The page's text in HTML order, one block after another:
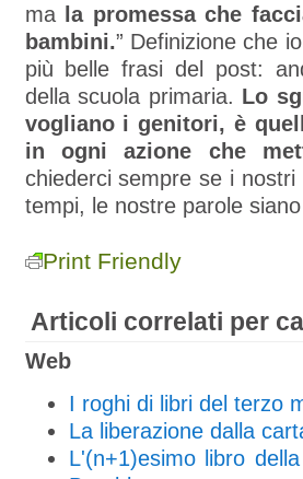
ma
la promessa che
bambini.” Definizione che
più belle frasi del post:
della scuola primaria. Lo
vogliano i genitori, è
in ogni azione che
chiederci sempre se i
tempi, le nostre parole
Print Friendly
Articoli correlati per
Web
I roghi di libri del terzo
La liberazione dalla
L'(n+1)esimo libro